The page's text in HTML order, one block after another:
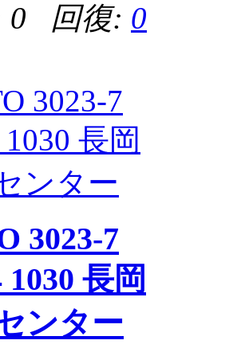
0 回復: 0
3023-7
1030 長岡
ンター